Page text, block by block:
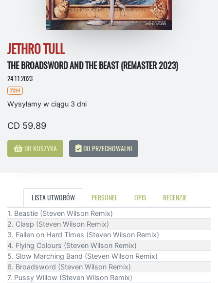
JETHRO TULL
THE BROADSWORD AND THE BEAST (REMASTER 2023)
24.11.2023
72H
Wysyłamy w ciągu 3 dni
CD 59.89
DO KOSZYKA DO PRZECHOWALNI
LISTA UTWORÓW PERSONEL OPIS RECENZJE
1. Beastie (Steven Wilson Remix)
2. Clasp (Steven Wilson Remix)
3. Fallen on Hard Times (Steven Wilson Remix)
4. Flying Colours (Steven Wilson Remix)
5. Slow Marching Band (Steven Wilson Remix)
6. Broadsword (Steven Wilson Remix)
7. Pussy Willow (Steven Wilson Remix)